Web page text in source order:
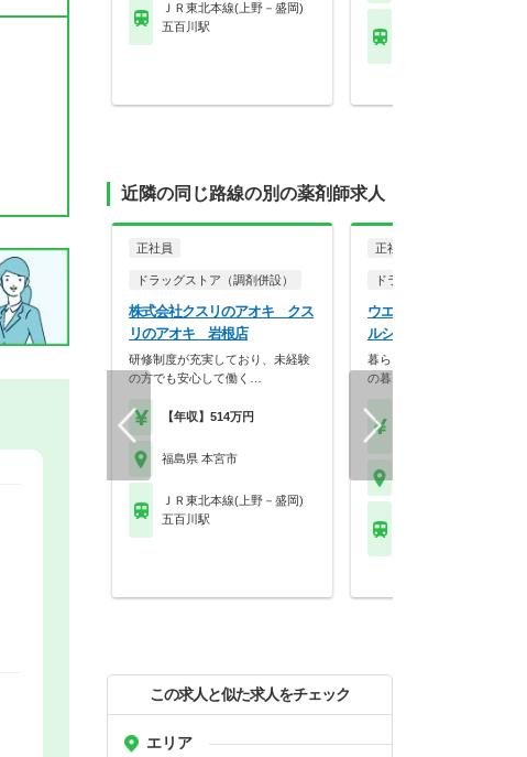
ＪＲ東北本線(上野－盛岡)
五百川駅
近隣の同じ路線の別の薬剤師求人
正社員
ドラッグストア（調剤併設）
株式会社クスリのアオキ クス
リのアオキ 岩根店
研修制度が充実しており、未経験
の方でも安心して働く…
【年収】514万円
福島県 本宮市
ＪＲ東北本線(上野－盛岡)
五百川駅
正社員
ドラッグストア（調剤併設
ウエルシア薬局株式会社
ルシア福島本宮店
暮らしを支える仕事だから、
の暮らしも大切に。業…
この求人と似た求人をチェック
エリア